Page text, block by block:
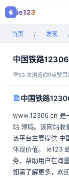
ie123
全部分类
首页 / 发现
中国铁路
53 次浏览 0点赞
中国铁路
www.12306.cn 是
站 领域。该网站收
该平台主要提供 中
体现价值。 ie123
务，帮助用户在海
如需了解更多，欢